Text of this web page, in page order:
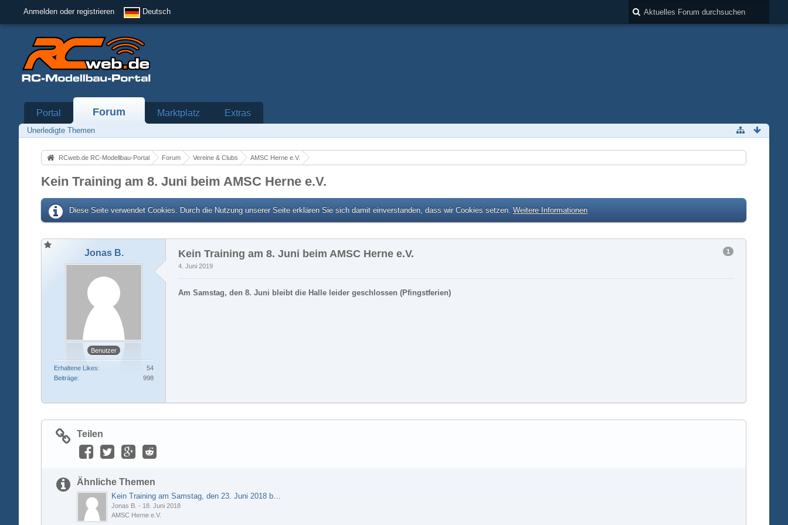
Anmelden oder registrieren Deutsch
Portal Forum Marktplatz Extras
Unerledigte Themen
RCweb.de RC-Modellbau-Portal Forum Vereine & Clubs AMSC Herne e.V.
Kein Training am 8. Juni beim AMSC Herne e.V.
Diese Seite verwendet Cookies. Durch die Nutzung unserer Seite erklären Sie sich damit einverstanden, dass wir Cookies setzen. Weitere Informationen
Jonas B.
Benutzer
Erhaltene Likes
54
Beiträge
998
1
Kein Training am 8. Juni beim AMSC Herne e.V.
4. Juni 2019
Am Samstag, den 8. Juni bleibt die Halle leider geschlossen (Pfingstferien)
Teilen
Ähnliche Themen
Jonas B. - 18. Juni 2018
AMSC Herne e.V.